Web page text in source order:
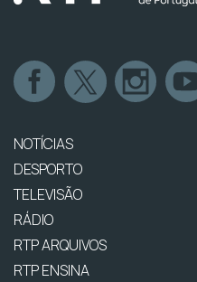
NOTÍCIAS
DESPORTO
TELEVISÃO
RÁDIO
RTP ARQUIVOS
RTP ENSINA